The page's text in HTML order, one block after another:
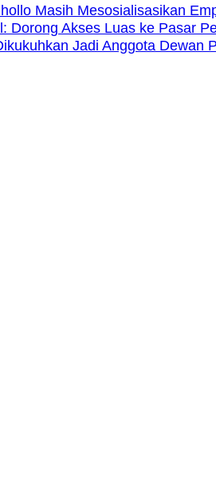
Masih Mesosialisasikan
Akses Luas ke Pasar
Jadi Anggota Dewan